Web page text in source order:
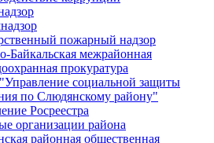
пожарный надзор
Байкальская межрайонная
прокуратура
социальной защиты
по Слюдянскому району"
Росреестра
организации района
районная общественная